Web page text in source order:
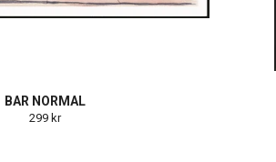
BAR NORMAL
299 kr